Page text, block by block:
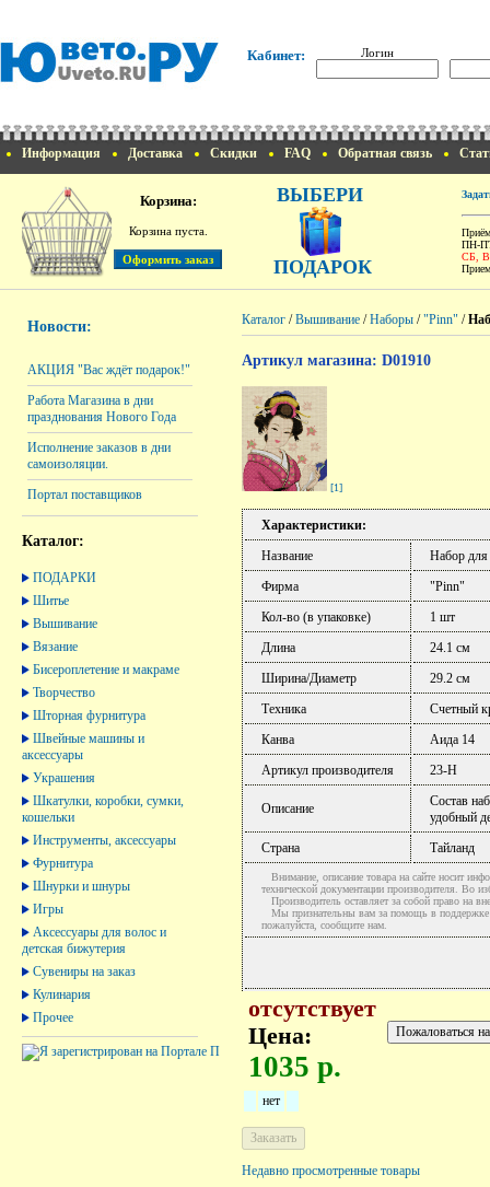
Кабинет: Логин
Информация Доставка Скидки FAQ Обратная связь
Корзина:
Корзина пуста.
ВЫБЕРИ
ПОДАРОК
ПН-
СБ,
Новости:
АКЦИЯ "Вас ждёт подарок!"
Работа Магазина в дни
празднования Нового Года
Исполнение заказов в дни
самоизоляции.
Портал поставщиков
Каталог:
ПОДАРКИ
Шитье
Вышивание
Вязание
Бисероплетение и макраме
Творчество
Шторная фурнитура
Швейные машины и
аксессуары
Украшения
Шкатулки, коробки, сумки,
кошельки
Инструменты, аксессуары
Фурнитура
Шнурки и шнуры
Игры
Аксессуары для волос и
детская бижутерия
Сувениры на заказ
Кулинария
Прочее
Каталог /Вышивание /Наборы /"Pinn" /
Артикул магазина: D01910
[1]
Характеристики:
Название
Набор
Фирма
"Pinn"
Кол-во (в упаковке)
1 шт
Длина
24.1 см
Ширина/Диаметр
29.2 см
Техника
Счетный
Канва
Аида 14
Артикул производителя
23-H
Описание
Состав
удобный
Страна
Тайланд
Внимание, описание товара на сайте носит
технической документации производителя. Во
Производитель оставляет за собой право на
Мы признательны вам за помощь в поддержке
пожалуйста, сообщите нам.
отсутствует
Цена:
1035 р.
нет
Недавно просмотренные товары